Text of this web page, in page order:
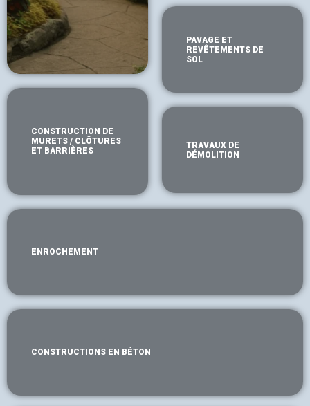
ENROCHEMENT
CONSTRUCTIONS EN BÉTON
PAVAGE ET
REVÊTEMENTS DE
SOL
TRAVAUX DE
DÉMOLITION
CONSTRUCTION DE
MURETS / CLÔTURES
ET BARRIÈRES